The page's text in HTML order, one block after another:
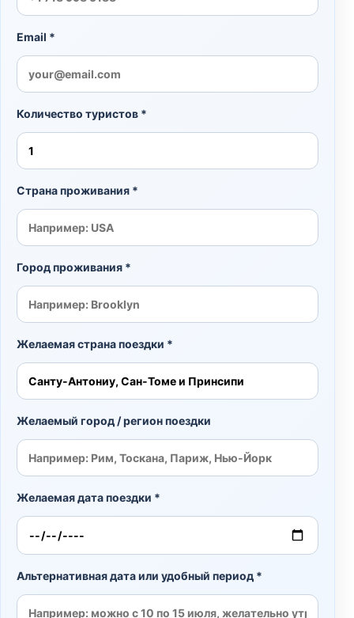
Email *
Количество туристов *
Страна проживания *
Город проживания *
Желаемая страна поездки *
Желаемый город / регион поездки
Желаемая дата поездки *
Альтернативная дата или удобный период *